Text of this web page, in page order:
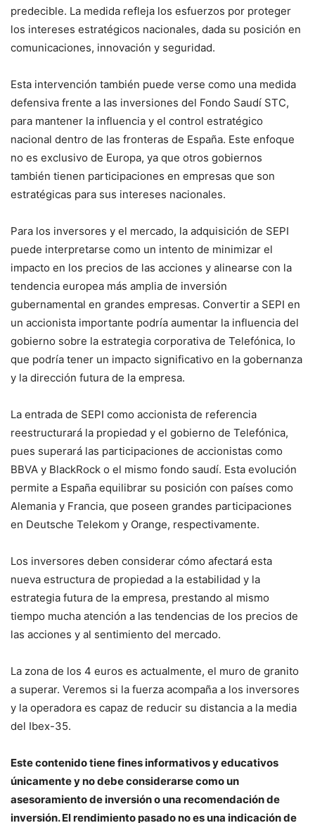
predecible. La medida refleja los esfuerzos por proteger
los intereses estratégicos nacionales, dada su posición en
comunicaciones, innovación y seguridad.
Esta intervención también puede verse como una medida
defensiva frente a las inversiones del Fondo Saudí STC,
para mantener la influencia y el control estratégico
nacional dentro de las fronteras de España. Este enfoque
no es exclusivo de Europa, ya que otros gobiernos
también tienen participaciones en empresas que son
estratégicas para sus intereses nacionales.
Para los inversores y el mercado, la adquisición de SEPI
puede interpretarse como un intento de minimizar el
impacto en los precios de las acciones y alinearse con la
tendencia europea más amplia de inversión
gubernamental en grandes empresas. Convertir a SEPI en
un accionista importante podría aumentar la influencia del
gobierno sobre la estrategia corporativa de Telefónica, lo
que podría tener un impacto significativo en la gobernanza
y la dirección futura de la empresa.
La entrada de SEPI como accionista de referencia
reestructurará la propiedad y el gobierno de Telefónica,
pues superará las participaciones de accionistas como
BBVA y BlackRock o el mismo fondo saudí. Esta evolución
permite a España equilibrar su posición con países como
Alemania y Francia, que poseen grandes participaciones
en Deutsche Telekom y Orange, respectivamente.
Los inversores deben considerar cómo afectará esta
nueva estructura de propiedad a la estabilidad y la
estrategia futura de la empresa, prestando al mismo
tiempo mucha atención a las tendencias de los precios de
las acciones y al sentimiento del mercado.
La zona de los 4 euros es actualmente, el muro de granito
a superar. Veremos si la fuerza acompaña a los inversores
y la operadora es capaz de reducir su distancia a la media
del Ibex-35.
Este contenido tiene fines informativos y educativos
únicamente y no debe considerarse como un
asesoramiento de inversión o una recomendación de
inversión. El rendimiento pasado no es una indicación de